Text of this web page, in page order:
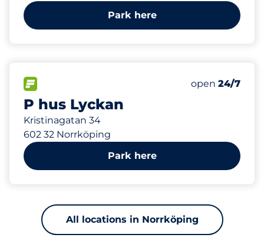
Park here
P hus Lyckan
Kristinagatan 34
602 32 Norrköping
Number of
Total
Friday&nbsp
open 24/7
Park here
All locations in Norrköping